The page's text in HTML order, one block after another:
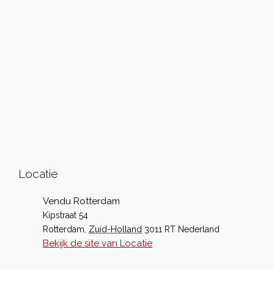
Locatie
Vendu Rotterdam
Kipstraat 54
Rotterdam Zuid-Holland 3011 RT Nederland
Bekijk de site van Locatie